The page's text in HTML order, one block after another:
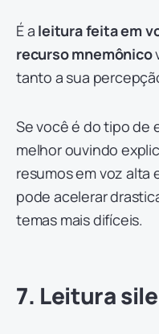
É a leitura feita em
recurso mnemônico
tanto a sua
Se você é do tipo de
melhor ouvindo
resumos em voz alta
pode acelerar
temas mais difíceis.
7. Leitura